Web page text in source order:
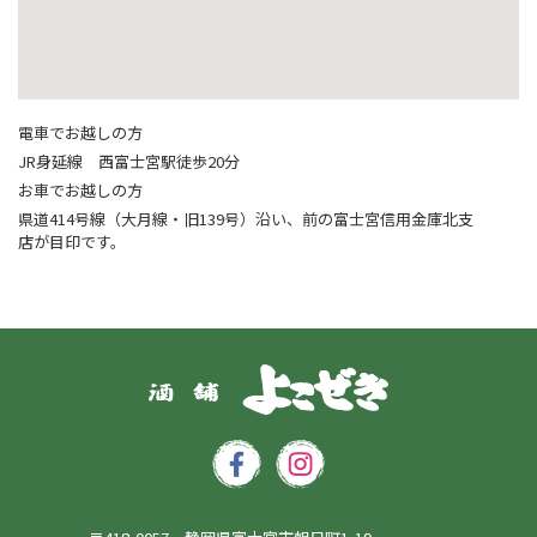
電車でお越しの方
JR身延線 西富士宮駅徒歩20分
お車でお越しの方
県道414号線（大月線・旧139号）沿い、前の富士宮信用金庫北支
店が目印です。